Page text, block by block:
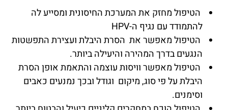
הטיפול מחזק את המערכת החיסונית ומסייע לה
להתמודד עם נגיף ה-HPV
הטיפול מאפשר את הסרת היבלת ועצירת התפשטות
הנגעים בדרך המהירה והיעילה ביותר.
הטיפול מאפשר וויסות עוצמה והתאמת אופן הסרת
היבלת על פי סוג, מיקום וגודל ובכך נמנעים כאבים
וסימנים.